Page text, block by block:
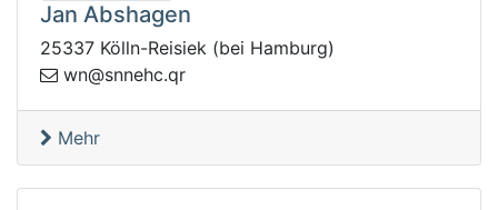
Jan Abshagen
25337 Kölln-Reisiek (bei Hamburg)
rq.chenns@
nw
Mehr